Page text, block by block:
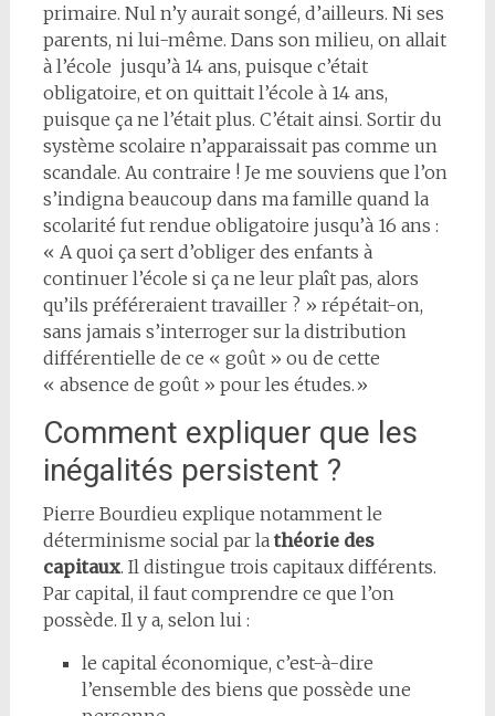
primaire. Nul n’y aurait songé, d’ailleurs. Ni ses
parents, ni lui-même. Dans son milieu, on allait
à l’école jusqu’à 14 ans, puisque c’était
obligatoire, et on quittait l’école à 14 ans,
puisque ça ne l’était plus. C’était ainsi. Sortir du
système scolaire n’apparaissait pas comme un
scandale. Au contraire ! Je me souviens que l’on
s’indigna beaucoup dans ma famille quand la
scolarité fut rendue obligatoire jusqu’à 16 ans :
« A quoi ça sert d’obliger des enfants à
continuer l’école si ça ne leur plaît pas, alors
qu’ils préféreraient travailler ? » répétait-on,
sans jamais s’interroger sur la distribution
différentielle de ce « goût » ou de cette
« absence de goût » pour les études.»
Comment expliquer que les
inégalités persistent ?
Pierre Bourdieu explique notamment le
déterminisme social par lathéorie des
capitaux. Il distingue trois capitaux différents.
Par capital, il faut comprendre ce que l’on
possède. Il y a, selon lui :
le capital économique, c’est-à-dire
l’ensemble des biens que possède une